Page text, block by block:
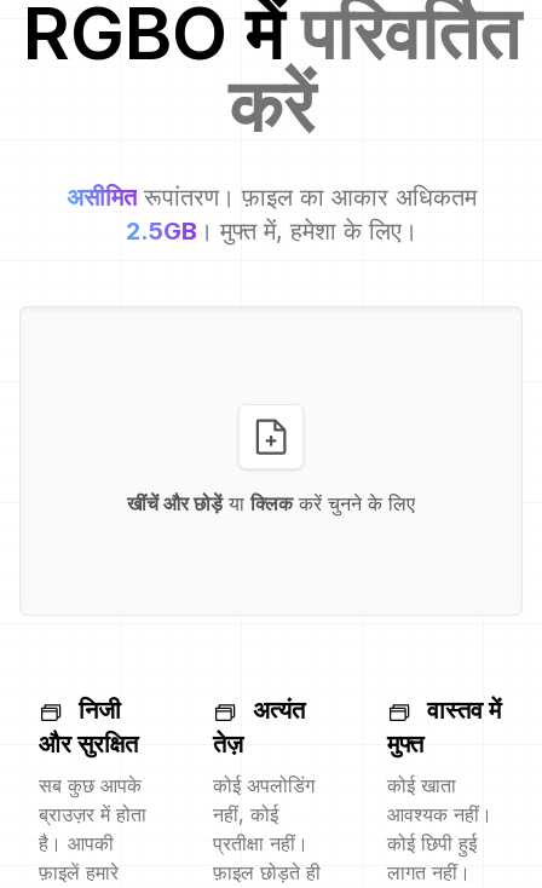
RGBO मेंपरिवर्तित
करें
असीमित रूपांतरण। फ़ाइल का आकार अधिकतम
2.5GB । मुफ्त में, हमेशा के लिए।
खींचें और छोड़ेंया क्लिककरें चुनने के लिए
निजी
और सुरक्षित
सब कुछ आपके
ब्राउज़र में होता
है। आपकी
फ़ाइलें हमारे
अत्यंत
तेज़
कोई अपलोडिंग
नहीं, कोई
प्रतीक्षा नहीं।
फ़ाइल छोड़ते ही
वास्तव में
मुफ्त
कोई खाता
आवश्यक नहीं।
कोई छिपी हुई
लागत नहीं।